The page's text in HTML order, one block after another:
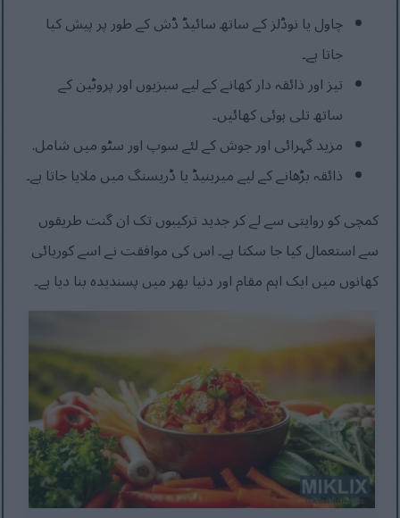
چاول یا نوڈلز کے ساتھ سائیڈ ڈش کے طور پر پیش کیا
جاتا ہے۔
تیز اور ذائقہ دار کھانے کے لیے سبزیوں اور پروٹین کے
ساتھ تلی ہوئی کھائیں۔
مزید گہرائی اور جوش کے لئے سوپ اور سٹو میں شامل.
ذائقہ بڑھانے کے لیے میرینیڈ یا ڈریسنگ میں ملایا جاتا ہے۔
کمچی کو روایتی سے لے کر جدید ترکیبوں تک ان گنت طریقوں
سے استعمال کیا جا سکتا ہے۔ اس کی موافقت نے اسے کوریائی
کھانوں میں ایک اہم مقام اور دنیا بھر میں پسندیدہ بنا دیا ہے۔